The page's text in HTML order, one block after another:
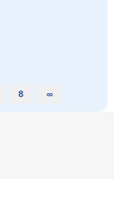
8 ∞